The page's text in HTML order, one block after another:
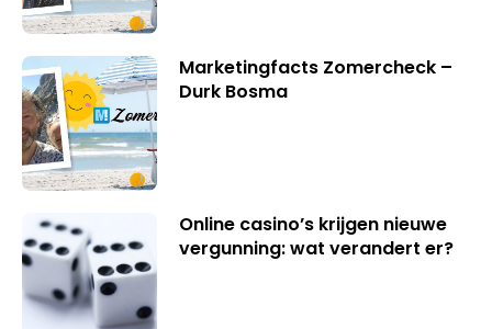
Marketingfacts Zomercheck –
Durk Bosma
Online casino’s krijgen nieuwe
vergunning: wat verandert er?